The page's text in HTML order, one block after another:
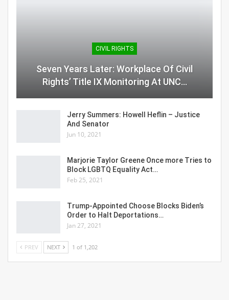
CIVIL RIGHTS
Seven Years Later: Workplace Of Civil
Rights’ Title IX Monitoring At UNC…
Jerry Summers: Howell Heflin – Justice
And Senator
Jun 10, 2021
Marjorie Taylor Greene Once more Tries to
Block LGBTQ Equality Act…
Feb 25, 2021
Trump-Appointed Choose Blocks Biden’s
Order to Halt Deportations…
Jan 27, 2021
PREV NEXT 1 of 1,202